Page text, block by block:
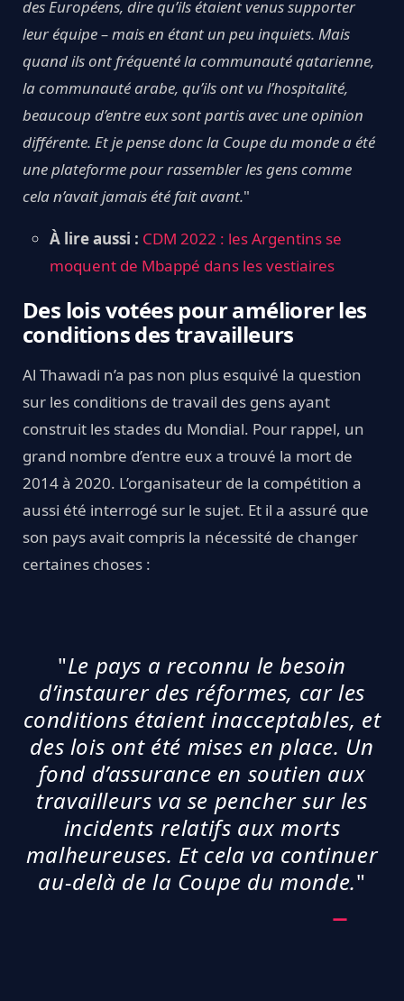
des Européens, dire qu’ils étaient venus supporter
leur équipe – mais en étant un peu inquiets. Mais
quand ils ont fréquenté la communauté qatarienne,
la communauté arabe, qu’ils ont vu l’hospitalité,
beaucoup d’entre eux sont partis avec une opinion
différente. Et je pense donc la Coupe du monde a été
une plateforme pour rassembler les gens comme
cela n’avait jamais été fait avant."
À lire aussi : CDM 2022 : les Argentins se
moquent de Mbappé dans les vestiaires
Des lois votées pour améliorer les
conditions des travailleurs
Al Thawadi n’a pas non plus esquivé la question
sur les conditions de travail des gens ayant
construit les stades du Mondial. Pour rappel, un
grand nombre d’entre eux a trouvé la mort de
2014 à 2020. L’organisateur de la compétition a
aussi été interrogé sur le sujet. Et il a assuré que
son pays avait compris la nécessité de changer
certaines choses :
"Le pays a reconnu le besoin
d’instaurer des réformes, car les
conditions étaient inacceptables, et
des lois ont été mises en place. Un
fond d’assurance en soutien aux
travailleurs va se pencher sur les
incidents relatifs aux morts
malheureuses. Et cela va continuer
au-delà de la Coupe du monde."